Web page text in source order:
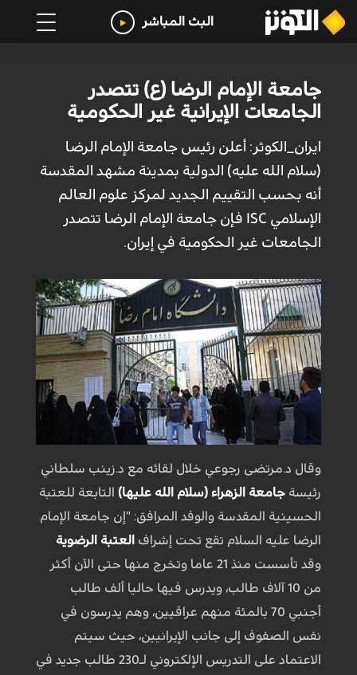
البث المباشر
جامعة الإمام الرضا (ع) تتصدر
الجامعات الإيرانية غير الحكومية
ايران_الكوثر: أعلن رئيس جامعة الإمام الرضا
(سلام الله عليه) الدولية بمدينة مشهد المقدسة
أنه بحسب التقييم الجديد لمركز علوم العالم
الإسلامي ISC فإن جامعة الإمام الرضا تتصدر
الجامعات غیر الحکومية في إيران.
وقال د.مرتضى رجوعي خلال لقائه مع د.زينب سلطاني
رئيسة جامعة الزهراء (سلام الله عليها)التابعة للعتبة
الحسينية المقدسة والوفد المرافق: "إن جامعة الإمام
الرضا عليه السلام تقع تحت إشراف العتبة الرضوية
وقد تأسست منذ 21 عاما وتخرج منها حتى الآن أكثر
من 10 آلاف طالب، ويدرس فيها حاليا ألف طالب
أجنبي 70 بالمئة منهم عراقيين، وهم يدرسون في
نفس الصفوف إلى جانب الإيرانيين، حيث سيتم
الاعتماد على التدريس الإلكتروني لـ230 طالب جديد في